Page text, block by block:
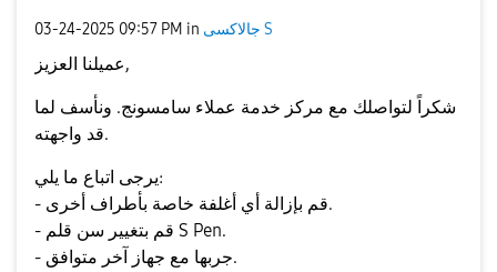
‎03-24-2025 09:57 PM in جالاكسى S
عميلنا العزيز,
شكراً لتواصلك مع مركز خدمة عملاء سامسونج. ونأسف لما
قد واجهته.
يرجى اتباع ما يلي:
- قم بإزالة أي أغلفة خاصة بأطراف أخرى.
- قم بتغيير سن قلم S Pen.
- جربها مع جهاز آخر متوافق.